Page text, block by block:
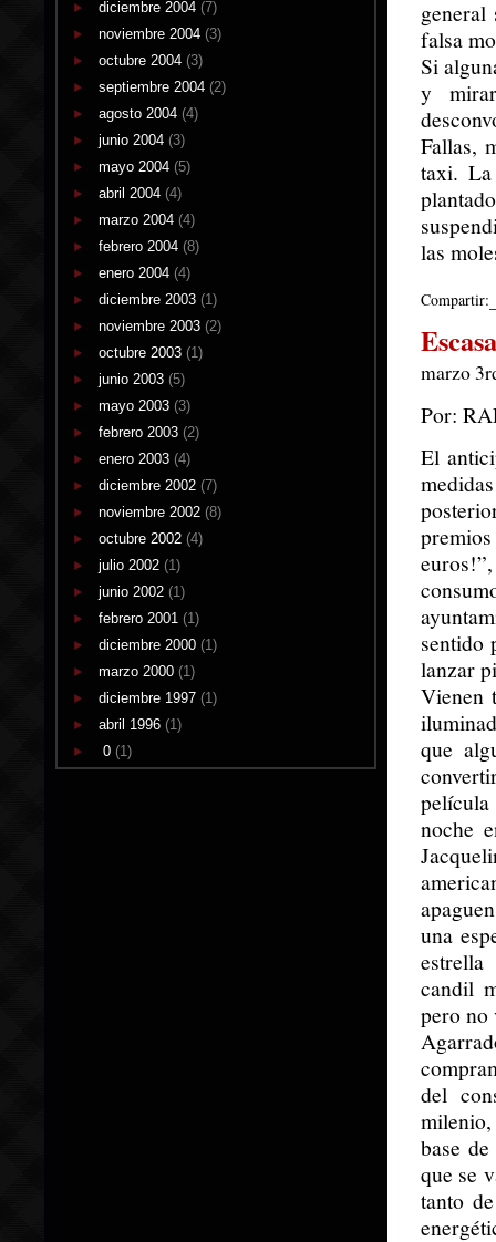
diciembre 2004 (7)
noviembre 2004 (3)
octubre 2004 (3)
septiembre 2004 (2)
agosto 2004 (4)
junio 2004 (3)
mayo 2004 (5)
abril 2004 (4)
marzo 2004 (4)
febrero 2004 (8)
enero 2004 (4)
diciembre 2003 (1)
noviembre 2003 (2)
octubre 2003 (1)
junio 2003 (5)
mayo 2003 (3)
febrero 2003 (2)
enero 2003 (4)
diciembre 2002 (7)
noviembre 2002 (8)
octubre 2002 (4)
julio 2002 (1)
junio 2002 (1)
febrero 2001 (1)
diciembre 2000 (1)
marzo 2000 (1)
diciembre 1997 (1)
abril 1996 (1)
0 (1)
falsa
Si
y
Fallas,
taxi. La
las
Compartir:
marzo
Por:
El
sentido
lanzar
Vienen
que
noche
una
candil
pero no
del
base
que se
tanto